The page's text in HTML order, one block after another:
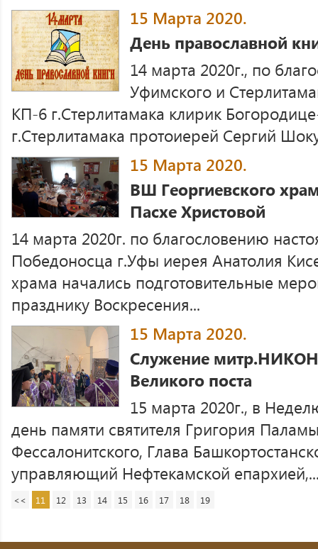
15 Марта 2020.
День православной
14 марта 2020г., по
Уфимского и
КП-6 г.Стерлитамака клирик
г.Стерлитамака протоиерей Сергий
15 Марта 2020.
ВШ Георгиевского
Пасхе Христовой
14 марта 2020г. по благословению
Победоносца г.Уфы иерея Анатолия
храма начались подготовительные
празднику Воскресения...
15 Марта 2020.
Служение
Великого поста
15 марта 2020г., в
день памяти святителя Григория
Фессалонитского, Глава
управляющий Нефтекамской
<< 11 12 13 14 15 16 17 18 19